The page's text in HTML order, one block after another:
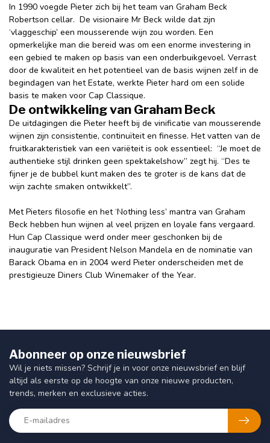
In 1990 voegde Pieter zich bij het team van Graham Beck
Robertson cellar. De visionaire Mr Beck wilde dat zijn
‘vlaggeschip’ een mousserende wijn zou worden. Een
opmerkelijke man die bereid was om een enorme investering in
een gebied te maken op basis van een onderbuikgevoel. Verrast
door de kwaliteit en het potentieel van de basis wijnen zelf in de
begindagen van het Estate, werkte Pieter hard om een solide
basis te maken voor Cap Classique.
De ontwikkeling van Graham Beck
De uitdagingen die Pieter heeft bij de vinificatie van mousserende
wijnen zijn consistentie, continuïteit en finesse. Het vatten van de
fruitkarakteristiek van een variëteit is ook essentieel: “Je moet de
authentieke stijl drinken geen spektakelshow” zegt hij. “Des te
fijner je de bubbel kunt maken des te groter is de kans dat de
wijn zachte smaken ontwikkelt”.
Met Pieters filosofie en het ‘Nothing less’ mantra van Graham
Beck hebben hun wijnen al veel prijzen en loyale fans vergaard.
Hun Cap Classique werd onder meer geschonken bij de
inauguratie van President Nelson Mandela en de nominatie van
Barack Obama en in 2004 werd Pieter onderscheiden met de
prestigieuze Diners Club Winemaker of the Year.
Abonneer op onze nieuwsbrief
Wil je niets missen? Schrijf je in voor onze nieuwsbrief en blijf
altijd als eerste op de hoogte van onze nieuwe producten,
trends, merken en exclusieve acties.